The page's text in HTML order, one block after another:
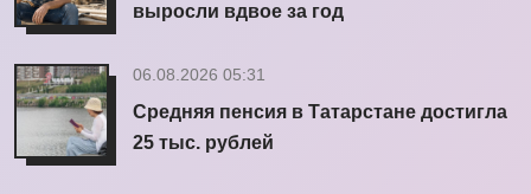
выросли вдвое за год
06.08.2026 05:31
Средняя пенсия в Татарстане достигла
25 тыс. рублей